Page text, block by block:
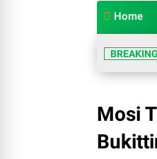
Home
Mosi